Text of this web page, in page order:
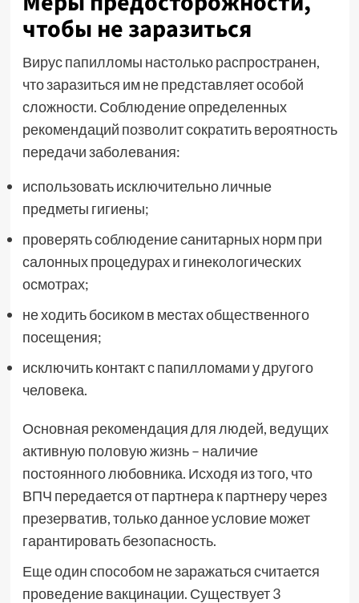
чтобы не заразиться
Вирус папилломы настолько распространен,
что заразиться им не представляет особой
сложности. Соблюдение определенных
рекомендаций позволит сократить вероятность
передачи заболевания:
использовать исключительно личные
предметы гигиены;
проверять соблюдение санитарных норм при
салонных процедурах и гинекологических
осмотрах;
не ходить босиком в местах общественного
посещения;
исключить контакт с папилломами у другого
человека.
Основная рекомендация для людей, ведущих
активную половую жизнь – наличие
постоянного любовника. Исходя из того, что
ВПЧ передается от партнера к партнеру через
презерватив, только данное условие может
гарантировать безопасность.
Еще один способом не заражаться считается
проведение вакцинации. Существует 3